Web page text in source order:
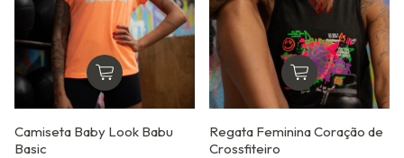
Camiseta Baby Look Babu
Basic
Regata Feminina Coração de
Crossfiteiro